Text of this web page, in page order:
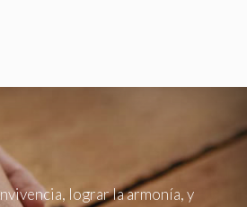
lograr la armonía, y